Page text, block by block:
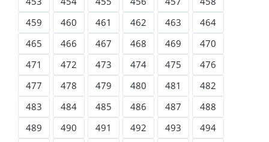
459
460 461 462 463
464
465
466 467 468 469
470
471
472 473 474 475
476
477
478 479 480 481
482
483
484 485 486 487
488
489
490 491 492 493
494